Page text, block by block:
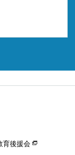
育後援会